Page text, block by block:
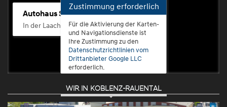
Autohaus Scherhag
In der Laach 76, 56072 Koblenz-Güls
Zustimmung erforderlich
Für die Aktivierung der Karten-
und Navigationsdienste ist
Ihre Zustimmung zu den
Datenschutzrichtlinien vom
Drittanbieter Google LLC
erforderlich.
Zustimmen
und
WIR IN KOBLENZ-RAUENTAL